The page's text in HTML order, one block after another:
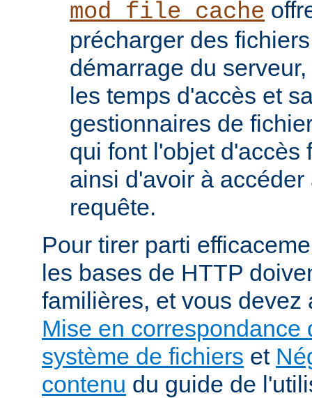
mod_file_cache
précharger des
démarrage du
les temps d'accès et
gestionnaires de
qui font l'objet d'accès
ainsi d'avoir à
requête.
Pour tirer parti
les bases de HTTP
familières, et vous devez
Mise en correspondance
système de fichiers et
contenu du guide de